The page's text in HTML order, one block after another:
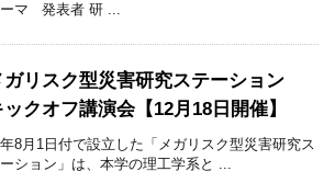
マ 発表者 研 ...
ガリスク型災害研究ステーション
ックオフ講演会【12月18日開催】
8月1日付で設立した「メガリスク型災害研究ス
ション」は、本学の理工学系と ...